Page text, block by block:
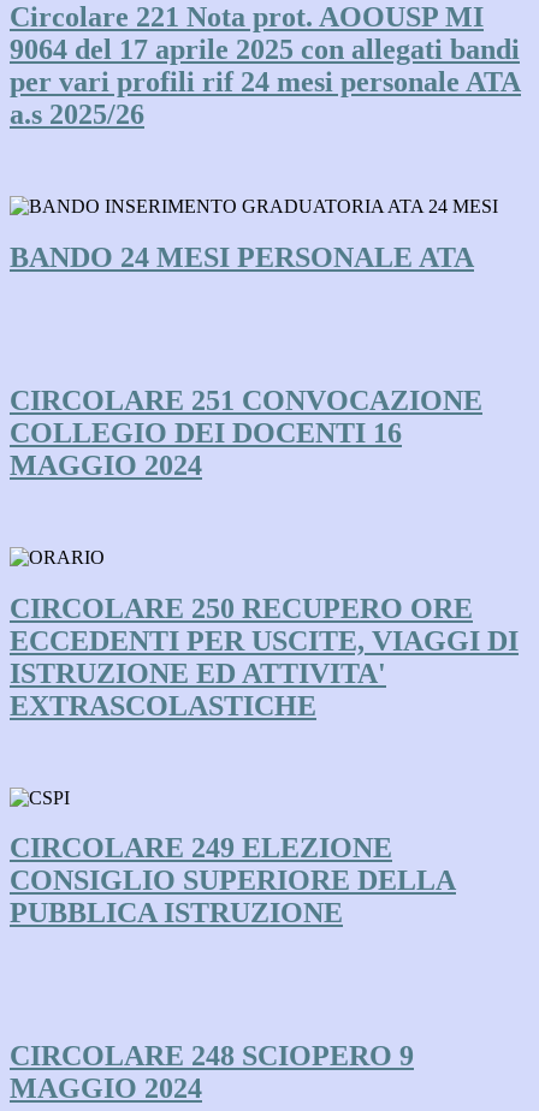
Circolare 221 Nota prot. AOOUSP MI
9064 del 17 aprile 2025 con allegati bandi
per vari profili rif 24 mesi personale ATA
a.s 2025/26
BANDO 24 MESI PERSONALE ATA
CIRCOLARE 251 CONVOCAZIONE
COLLEGIO DEI DOCENTI 16
MAGGIO 2024
CIRCOLARE 250 RECUPERO ORE
ECCEDENTI PER USCITE, VIAGGI DI
ISTRUZIONE ED ATTIVITA'
EXTRASCOLASTICHE
CIRCOLARE 249 ELEZIONE
CONSIGLIO SUPERIORE DELLA
PUBBLICA ISTRUZIONE
CIRCOLARE 248 SCIOPERO 9
MAGGIO 2024